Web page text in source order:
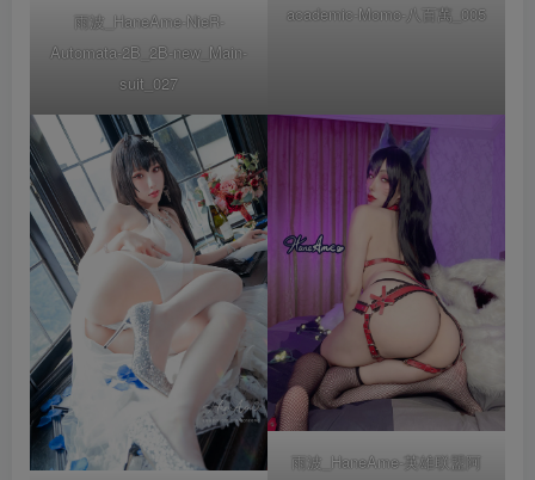
雨波_HaneAme-NieR-
Automata-2B_2B-new_Main-
suit_027
academic-Momo-八百萬_005
雨波_HaneAme-英雄联盟阿